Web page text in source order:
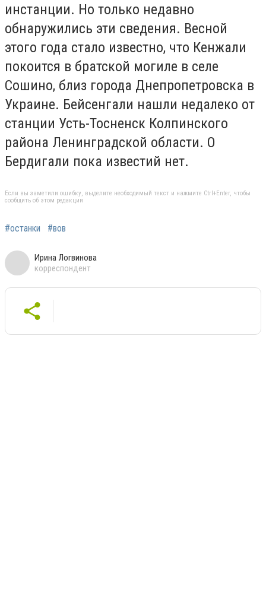
инстанции. Но только недавно
обнаружились эти сведения. Весной
этого года стало известно, что Кенжали
покоится в братской могиле в селе
Сошино, близ города Днепропетровска в
Украине. Бейсенгали нашли недалеко от
станции Усть-Тосненск Колпинского
района Ленинградской области. О
Бердигали пока известий нет.
Если вы заметили ошибку, выделите необходимый текст и нажмите Ctrl+Enter, чтобы
сообщить об этом редакции
#останки #вов
Ирина Логвинова
корреспондент